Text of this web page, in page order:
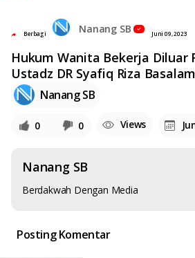
Berbagi Nanang SB Juni 09, 2023
Hukum Wanita Bekerja Diluar
Ustadz DR Syafiq Riza
Nanang SB
0 0 Views
Nanang SB
Berdakwah Dengan Media
Posting Komentar